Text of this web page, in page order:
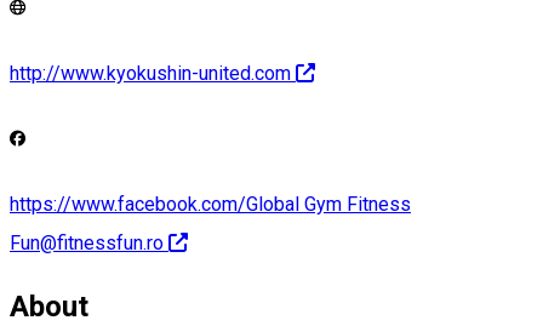
http://www.kyokushin-united.com
https://www.facebook.com/Global Gym Fitness
Fun@fitnessfun.ro
About